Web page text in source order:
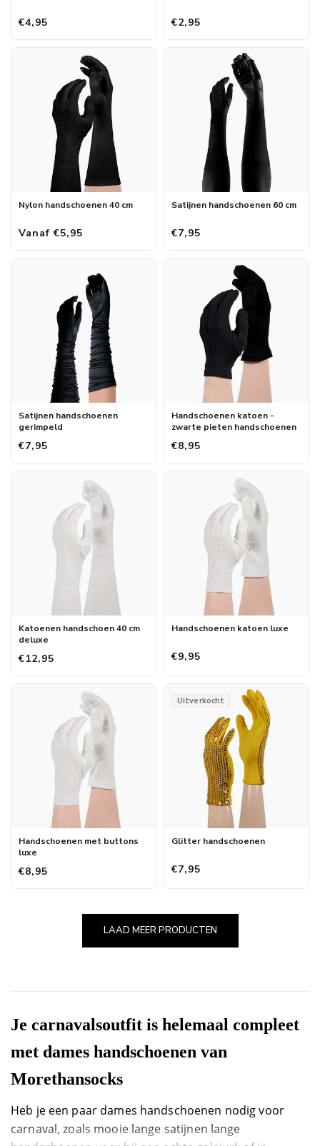
€4,95 €2,95
Nylon handschoenen 40 cm
Vanaf €5,95
Satijnen handschoenen 60 cm
€7,95
Satijnen handschoenen
gerimpeld
€7,95
Handschoenen katoen -
zwarte pieten handschoenen
€8,95
Katoenen handschoen 40 cm
deluxe
€12,95
Handschoenen katoen luxe
€9,95
Handschoenen met buttons
luxe
€8,95
Uitverkocht
Glitter handschoenen
€7,95
LAAD MEER PRODUCTEN
Je carnavalsoutfit is helemaal compleet
met dames handschoenen van
Morethansocks
Heb je een paar dames handschoenen nodig voor
carnaval, zoals mooie lange satijnen lange